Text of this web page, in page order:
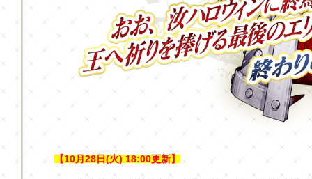
【10月28日(火) 18:00更新】